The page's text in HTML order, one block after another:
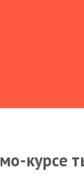
курсе